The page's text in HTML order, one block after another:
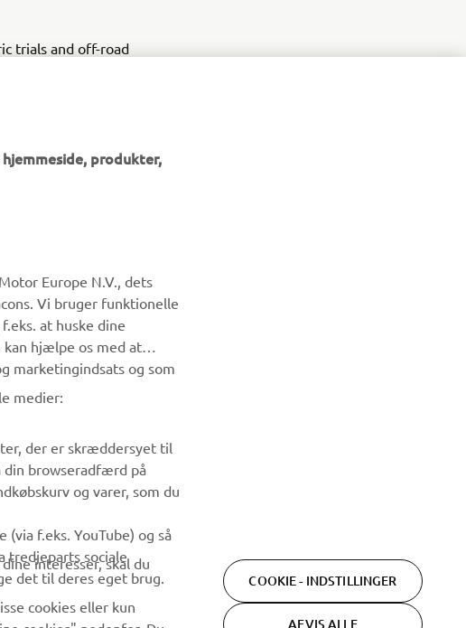
and off-road
Vær den første til at få besked om de seneste tilbud, særlige
arrangementer, nye udgivelser og meget mere.
produkter,
Europe N.V., dets
Vi bruger funktionelle
at huske dine
kan hjælpe os med at
marketingindsats og som
medier:
der er skræddersyet til
din browseradfærd på
og varer, som du
f.eks. YouTube) og så
tredjeparts sociale
det til deres eget brug.
interesser, skal du
cookies eller kun
COOKIE - INDSTILLINGER
AFVIS ALLE